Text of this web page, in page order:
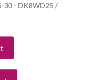
30 - DK8WD25